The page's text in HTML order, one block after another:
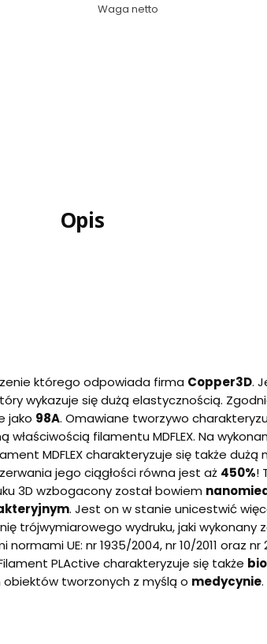
Waga netto
Opis
którego odpowiada firma Copper3D.
wykazuje się dużą elastycznością.
jako 98A. Omawiane tworzywo
właściwością filamentu MDFLEX. Na
MDFLEX charakteryzuje się także
jego ciągłości równa jest aż 450%!
3D wzbogacony został bowiem
. Jest on w stanie unicestwić
trójwymiarowego wydruku, jaki wykonany
UE: nr 1935/2004, nr 10/2011 oraz
PLActive charakteryzuje się także
tworzonych z myślą o medycynie.